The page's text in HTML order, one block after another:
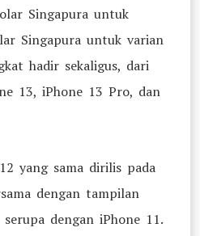
Singapura untuk
Singapura untuk varian
hadir sekaligus, dari
13, iPhone 13 Pro, dan
yang sama dirilis pada
dengan tampilan
dengan iPhone 11.